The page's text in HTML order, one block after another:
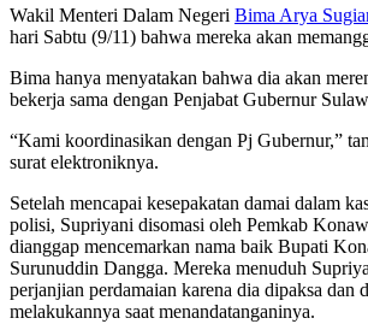
Wakil Menteri Dalam Negeri Bima Arya
hari Sabtu (9/11) bahwa mereka akan
Bima hanya menyatakan bahwa dia akan
bekerja sama dengan Penjabat Gubernur
“Kami koordinasikan dengan Pj Gubernur,”
surat elektroniknya.
Setelah mencapai kesepakatan damai dalam
polisi, Supriyani disomasi oleh Pemkab
dianggap mencemarkan nama baik Bupati
Surunuddin Dangga. Mereka menuduh
perjanjian perdamaian karena dia dipaksa dan
melakukannya saat menandatanganinya.